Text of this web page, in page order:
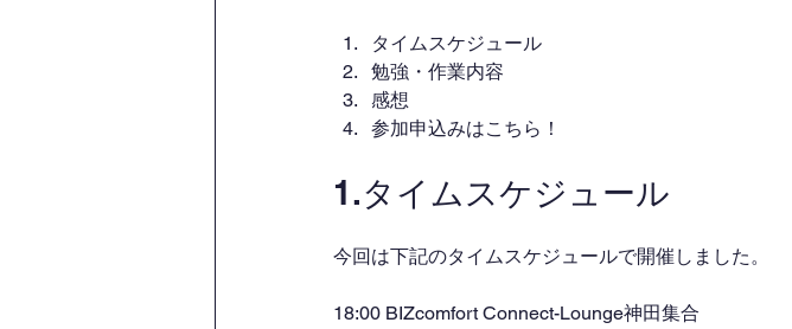
タイムスケジュール
勉強・作業内容
感想
参加申込みはこちら！
1.タイムスケジュール
今回は下記のタイムスケジュールで開催しました。
18:00 BIZcomfort Connect-Lounge神田集合